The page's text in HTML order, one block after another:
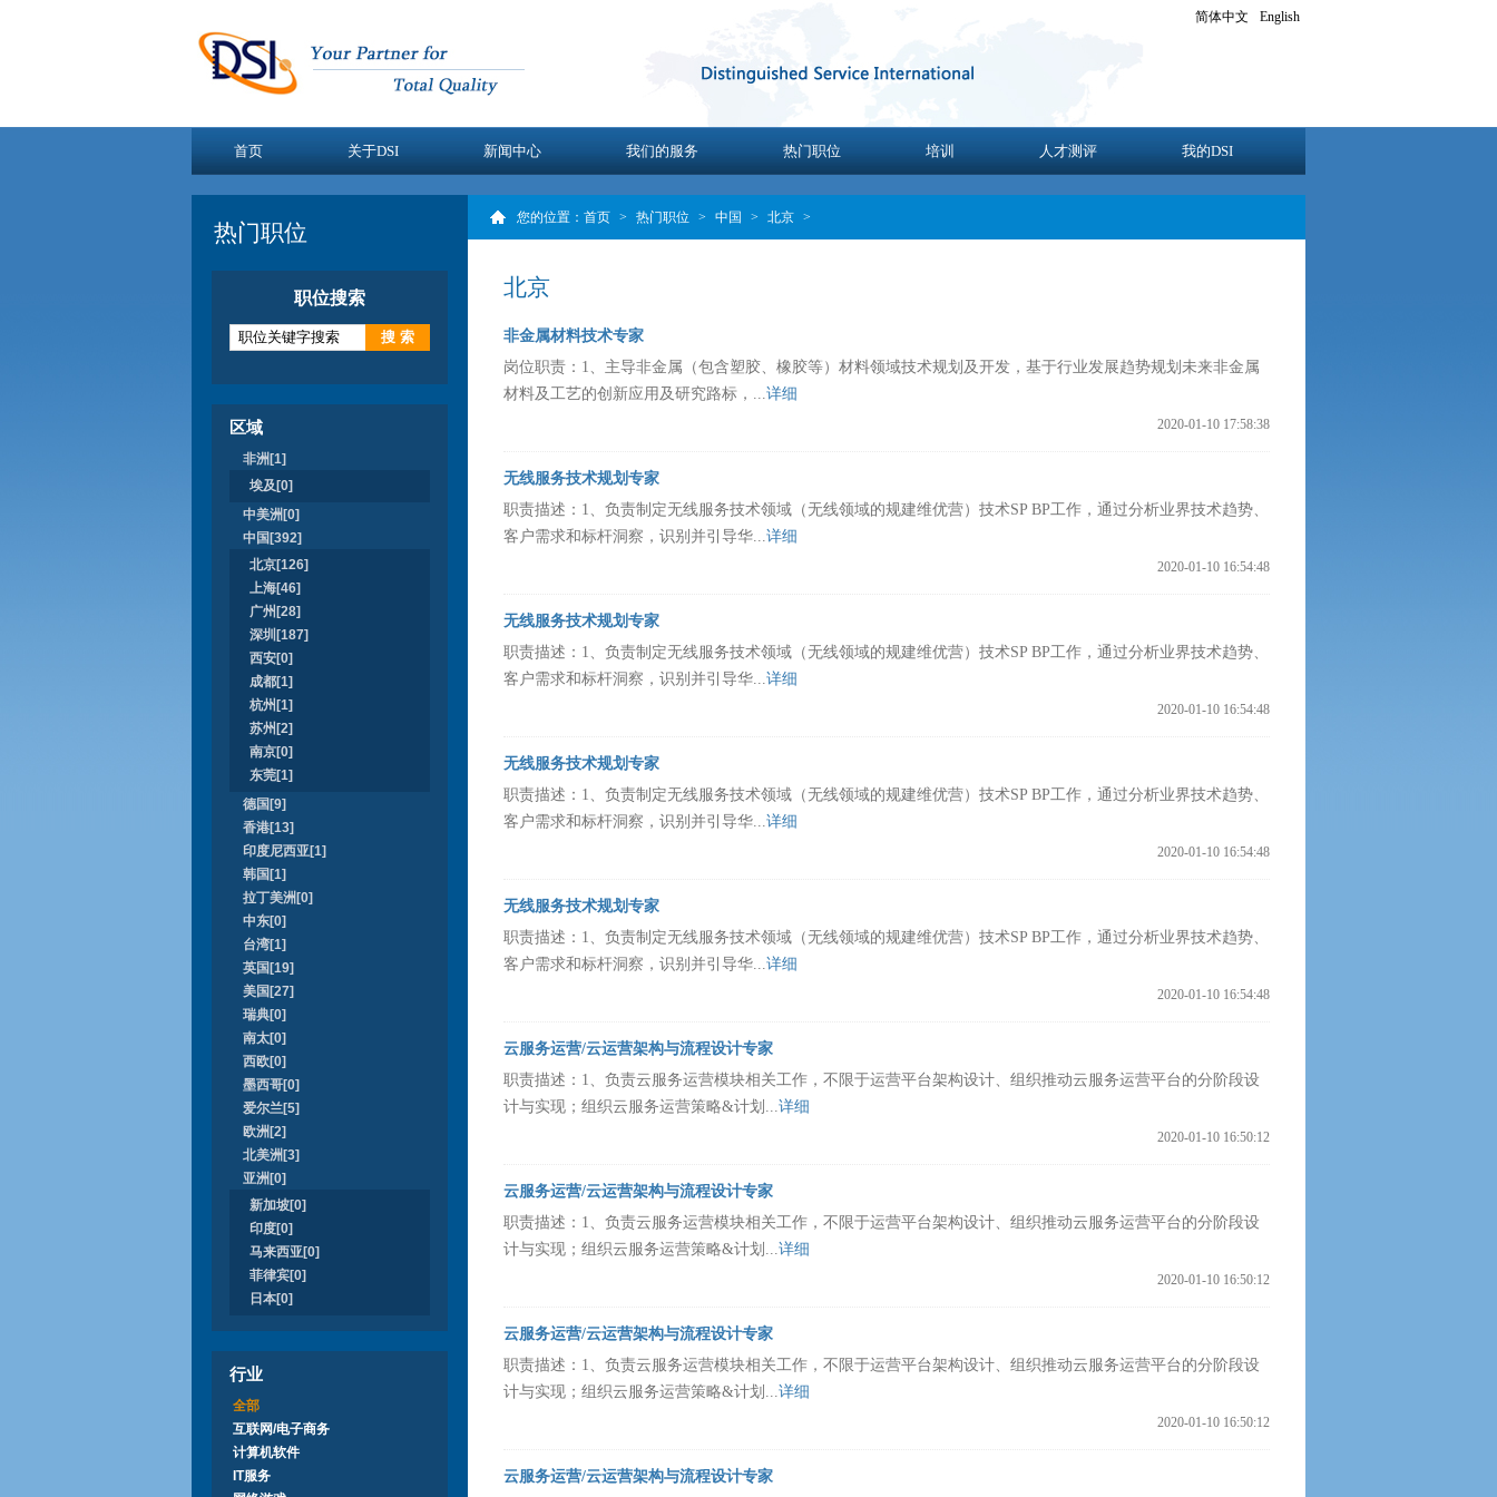
简体中文 English
首页 关于DSI 新闻中心 我们的服务 热门职位 培训 人才测评 我的DSI
热门职位
职位搜索
区域
非洲[1]
埃及[0]
中美洲[0]
中国[392]
北京[126]
上海[46]
广州[28]
深圳[187]
西安[0]
成都[1]
杭州[1]
苏州[2]
南京[0]
东莞[1]
德国[9]
香港[13]
印度尼西亚[1]
韩国[1]
拉丁美洲[0]
中东[0]
台湾[1]
英国[19]
美国[27]
瑞典[0]
南太[0]
西欧[0]
墨西哥[0]
爱尔兰[5]
欧洲[2]
北美洲[3]
亚洲[0]
新加坡[0]
印度[0]
马来西亚[0]
菲律宾[0]
日本[0]
行业
全部
互联网/电子商务
计算机软件
IT服务
您的位置： 首页 > 热门职位 > 中国 > 北京 >
北京
非金属材料技术专家
岗位职责：1、主导非金属（包含塑胶、橡胶等）材料领域技术规划及开发，基于行业发展趋势规划未来非金属
材料及工艺的创新应用及研究路标，...详细
2020-01-10 17:58:38
无线服务技术规划专家
职责描述：1、负责制定无线服务技术领域（无线领域的规建维优营）技术SP BP工作，通过分析业界技术趋势、
客户需求和标杆洞察，识别并引导华...详细
2020-01-10 16:54:48
无线服务技术规划专家
职责描述：1、负责制定无线服务技术领域（无线领域的规建维优营）技术SP BP工作，通过分析业界技术趋势、
客户需求和标杆洞察，识别并引导华...详细
2020-01-10 16:54:48
无线服务技术规划专家
职责描述：1、负责制定无线服务技术领域（无线领域的规建维优营）技术SP BP工作，通过分析业界技术趋势、
客户需求和标杆洞察，识别并引导华...详细
2020-01-10 16:54:48
无线服务技术规划专家
职责描述：1、负责制定无线服务技术领域（无线领域的规建维优营）技术SP BP工作，通过分析业界技术趋势、
客户需求和标杆洞察，识别并引导华...详细
2020-01-10 16:54:48
云服务运营/云运营架构与流程设计专家
职责描述：1、负责云服务运营模块相关工作，不限于运营平台架构设计、组织推动云服务运营平台的分阶段设
计与实现；组织云服务运营策略&计划...详细
2020-01-10 16:50:12
云服务运营/云运营架构与流程设计专家
职责描述：1、负责云服务运营模块相关工作，不限于运营平台架构设计、组织推动云服务运营平台的分阶段设
计与实现；组织云服务运营策略&计划...详细
2020-01-10 16:50:12
云服务运营/云运营架构与流程设计专家
职责描述：1、负责云服务运营模块相关工作，不限于运营平台架构设计、组织推动云服务运营平台的分阶段设
计与实现；组织云服务运营策略&计划...详细
2020-01-10 16:50:12
云服务运营/云运营架构与流程设计专家